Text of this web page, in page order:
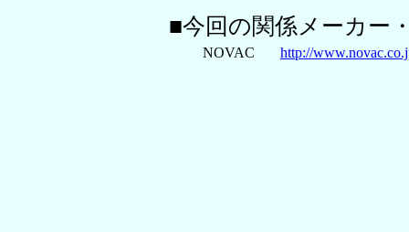
■今回の関係メーカー
NOVAC http://